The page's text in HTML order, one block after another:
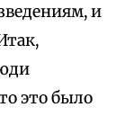
и
это было